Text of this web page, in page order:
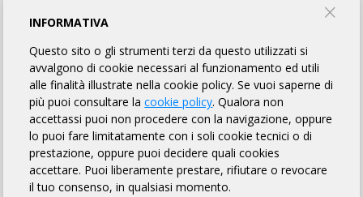
RANDONOVATESE LUNGO
Pedale Novatese ASD
TORNA AL BREVETTO
REGOLAMENTO
INFORMATIVA
Questo sito o gli strumenti terzi da questo utilizzati si
avvalgono di cookie necessari al funzionamento ed utili
alle finalità illustrate nella cookie policy. Se vuoi saperne di
più puoi consultare lacookie policy. Qualora non
accettassi puoi non procedere con la navigazione, oppure
lo puoi fare limitatamente con i soli cookie tecnici o di
prestazione, oppure puoi decidere quali cookies
accettare. Puoi liberamente prestare, rifiutare o revocare
il tuo consenso, in qualsiasi momento.